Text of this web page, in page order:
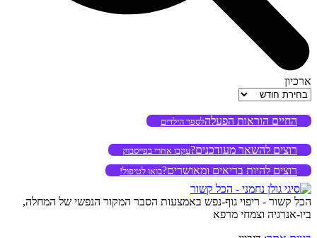
ארכיון
ארכיון
החיים הוראות הפעלהלספר הילדים
רוצים להשאר מעודכנים?עקבו אחרי בפייסבוק
רוצים להיות בריאים ומאושרים?בואו לטיפול!
הכל קשור - ריפוי גוף-נפש באמצעות הסבר המקור הנפשי של המחלה,
ביו-אנרגיה וצמחי מרפא